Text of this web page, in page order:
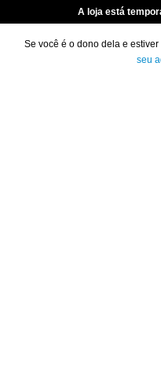
A loja está
Se você é o dono dela e
seu